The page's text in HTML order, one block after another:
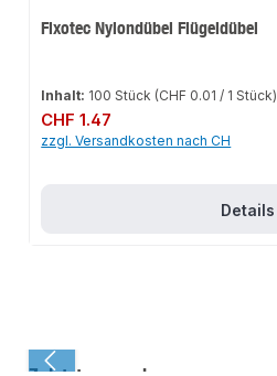
Fixotec Nylondübel Flügeldübel
Inhalt: 100 Stück (CHF 0.01 / 1 Stück)
Regulärer Preis:
CHF 1.47
zzgl. Versandkosten nach CH
Details